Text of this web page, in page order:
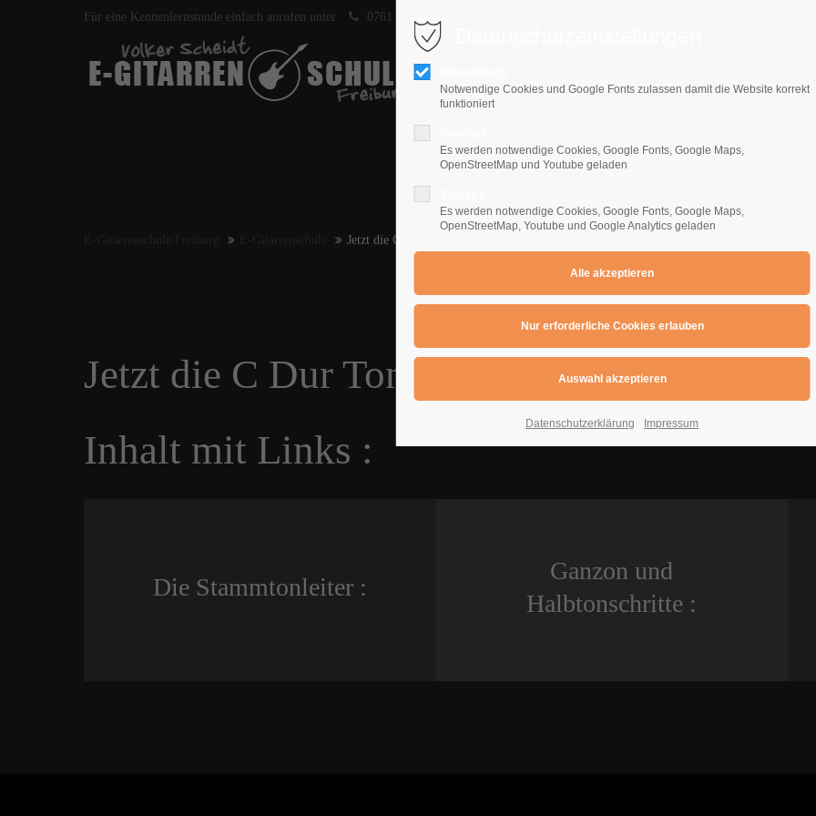
Für eine Kennenlernstunde einfach anrufen unter 0761 400 10 64
Home E-Gitarrenschule
Jetzt die C Dur Tonleiter richtig lernen :
Jetzt die C Dur Tonleiter richtig lernen :
Inhalt mit Links :
Die Stammtonleiter :
Ganzon und
Halbtonschritte :
Notwendige Cookies und Google Fonts zulassen damit die Website korrekt
funktioniert
Es werden notwendige Cookies, Google Fonts, Google Maps,
OpenStreetMap und Youtube geladen
Es werden notwendige Cookies, Google Fonts, Google Maps,
OpenStreetMap, Youtube und Google Analytics geladen
Datenschutzerklärung Impressum